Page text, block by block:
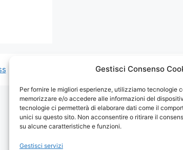
Gestisci Consenso
Per fornire le migliori esperienze, utilizziamo tecnologie
memorizzare e/o accedere alle informazioni del
tecnologie ci permetterà di elaborare dati come il
unici su questo sito. Non acconsentire o ritirare il
su alcune caratteristiche e funzioni.
Gestisci servizi